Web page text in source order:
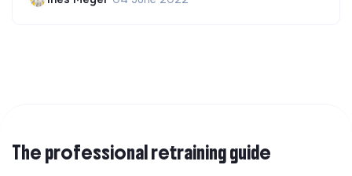
The professional retraining guide